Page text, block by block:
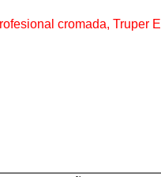
cromada, Truper